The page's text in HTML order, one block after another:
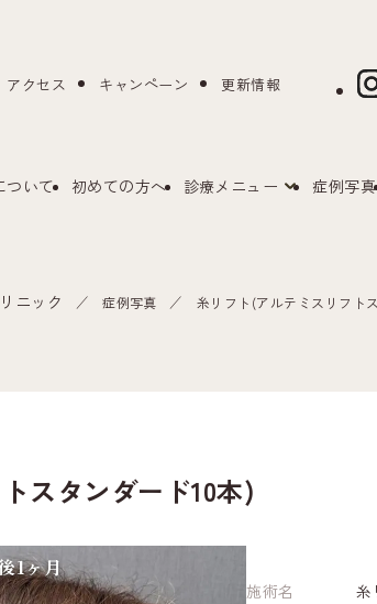
アクセス キャンペーン 更新情報
ついて 初めての方へ 診療メニュー 症例写真
ニック 症例写真 糸リフト(アルテミスリフト
スタンダード10本)
1ヶ月
施術名 糸